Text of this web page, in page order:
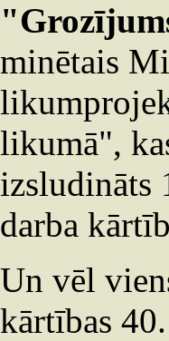
minētais
likumā",
izsludināts
darba
Un vēl
kārtības